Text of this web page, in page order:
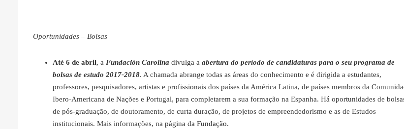
Oportunidades – Bolsas
Até 6 de abril, a Fundación Carolina divulga a abertura do período de candidaturas para o seu programa de
bolsas de estudo 2017-2018. A chamada abrange todas as áreas do conhecimento e é dirigida a estudantes,
professores, pesquisadores, artistas e profissionais dos países da América Latina, de países membros da
Ibero-Americana de Nações e Portugal, para completarem a sua formação na Espanha. Há oportunidades de
de pós-graduação, de doutoramento, de curta duração, de projetos de empreendedorismo e as de Estudos
institucionais. Mais informações, na página da Fundação.